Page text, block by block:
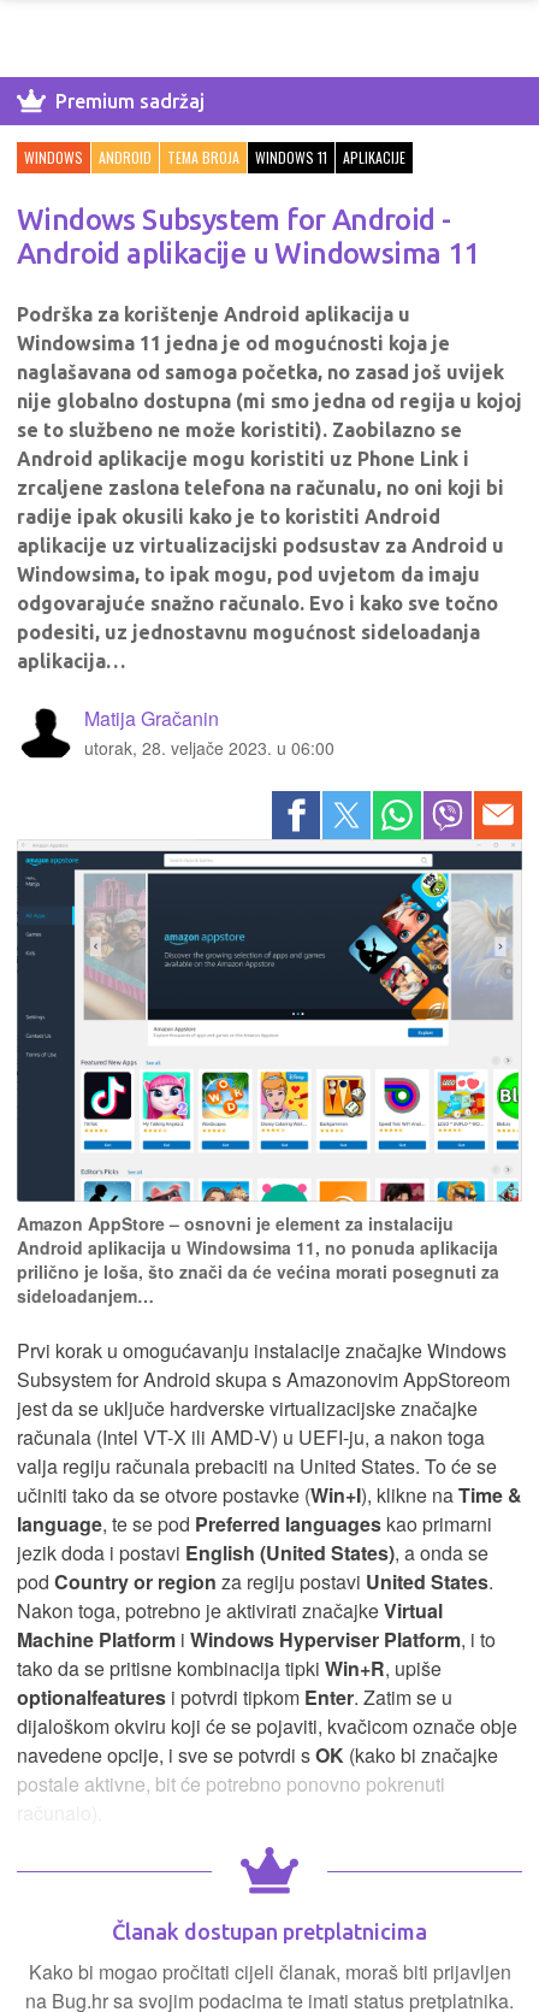
Premium sadržaj
WINDOWS ANDROID TEMA BROJA WINDOWS 11 APLIKACIJE
Windows Subsystem for Android -
Android aplikacije u Windowsima 11
Podrška za korištenje Android aplikacija u
Windowsima 11 jedna je od mogućnosti koja je
naglašavana od samoga početka, no zasad još uvijek
nije globalno dostupna (mi smo jedna od regija u kojoj
se to službeno ne može koristiti). Zaobilazno se
Android aplikacije mogu koristiti uz Phone Link i
zrcaljene zaslona telefona na računalu, no oni koji bi
radije ipak okusili kako je to koristiti Android
aplikacije uz virtualizacijski podsustav za Android u
Windowsima, to ipak mogu, pod uvjetom da imaju
odgovarajuće snažno računalo. Evo i kako sve točno
podesiti, uz jednostavnu mogućnost sideloadanja
aplikacija…
Matija Gračanin
utorak, 28. veljače 2023. u 06:00
Amazon AppStore – osnovni je element za instalaciju
Android aplikacija u Windowsima 11, no ponuda aplikacija
prilično je loša, što znači da će većina morati posegnuti za
sideloadanjem…
Prvi korak u omogućavanju instalacije značajke Windows
Subsystem for Android skupa s Amazonovim AppStoreom
jest da se uključe hardverske virtualizacijske značajke
računala (Intel VT-X ili AMD-V) u UEFI-ju, a nakon toga
valja regiju računala prebaciti na United States. To će se
učiniti tako da se otvore postavke (Win+I), klikne naTime &
language, te se pod Preferred languages kao primarni
jezik doda i postavi English (United States), a onda se
pod Country or region za regiju postavi United States.
Nakon toga, potrebno je aktivirati značajkeVirtual
Machine Platform i Windows Hyperviser Platform, i to
tako da se pritisne kombinacija tipki Win+R, upiše
optionalfeatures i potvrdi tipkom Enter. Zatim se u
dijaloškom okviru koji će se pojaviti, kvačicom označe obje
navedene opcije, i sve se potvrdi sOK (kako bi značajke
postale aktivne, bit će potrebno ponovno pokrenuti
Članak dostupan pretplatnicima
Kako bi mogao pročitati cijeli članak, moraš biti prijavljen
na Bug.hr sa svojim podacima te imati status pretplatnika.